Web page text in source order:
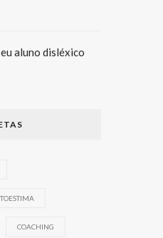
aluno disléxico
COACHING